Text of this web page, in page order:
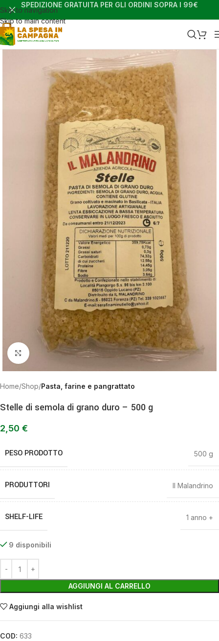
Skip to navigation
Skip to main content
SPEDIZIONE GRATUITA PER GLI ORDINI SOPRA I 99€
Clicca per ingrandire
Home Shop Pasta, farine e pangrattato
Stelle di semola di grano duro – 500 g
2,50 €
PESO PRODOTTO 500 g
PRODUTTORI Il Malandrino
SHELF-LIFE 1 anno +
9 disponibili
AGGIUNGI AL CARRELLO
Aggiungi alla wishlist
COD: 633